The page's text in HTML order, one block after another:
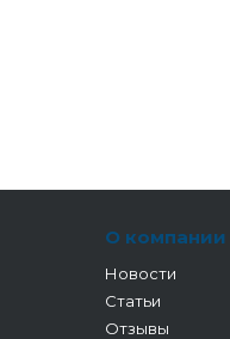
О компании
Новости
Статьи
Отзывы